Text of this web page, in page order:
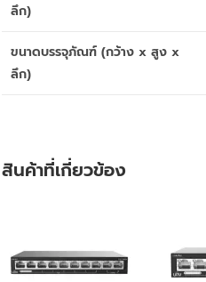
ลึก)
ขนาดบรรจุภัณฑ์ (กว้าง x สูง x
ลึก)
สินค้าที่เกี่ยวข้อง